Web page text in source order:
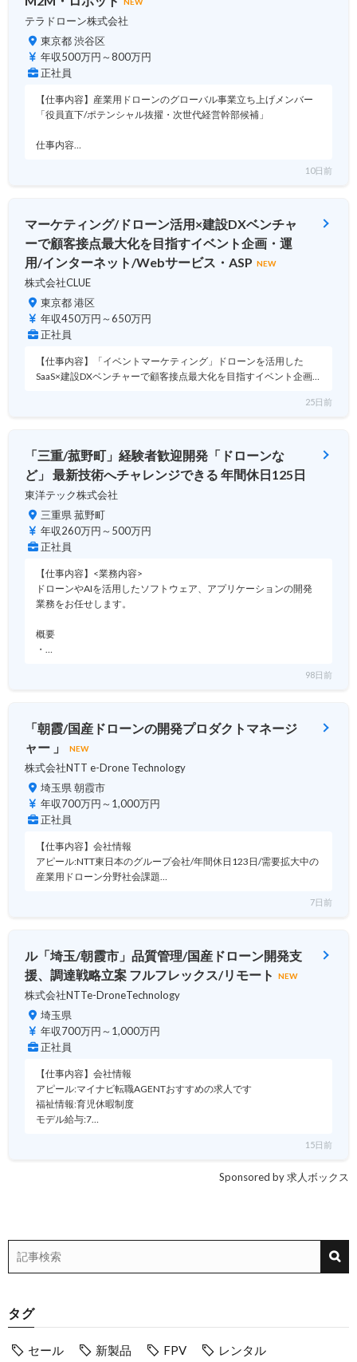
テラドローン株式会社
東京都 渋谷区
年収500万円～800万円
正社員
【仕事内容】産業用ドローンのグローバル事業立ち上げメンバー
「役員直下/ポテンシャル抜擢・次世代経営幹部候補」
仕事内容…
10日前
マーケティング/ドローン活用×建設DXベンチャ
ーで顧客接点最大化を目指すイベント企画・運
用/インターネット/Webサービス・ASP NEW
株式会社CLUE
東京都 港区
年収450万円～650万円
正社員
【仕事内容】「イベントマーケティング」ドローンを活用した
SaaS×建設DXベンチャーで顧客接点最大化を目指すイベント企画…
25日前
「三重/菰野町」経験者歓迎開発「ドローンな
ど」 最新技術へチャレンジできる 年間休日125日
東洋テック株式会社
三重県 菰野町
年収260万円～500万円
正社員
【仕事内容】<業務内容>
ドローンやAIを活用したソフトウェア、アプリケーションの開発
業務をお任せします。
概要
・…
98日前
「朝霞/国産ドローンの開発プロダクトマネージ
ャー 」
NEW
株式会社NTT e-Drone Technology
埼玉県 朝霞市
年収700万円～1,000万円
正社員
【仕事内容】会社情報
アピール:NTT東日本のグループ会社/年間休日123日/需要拡大中の
産業用ドローン分野社会課題…
7日前
ル「埼玉/朝霞市」品質管理/国産ドローン開発支
援、調達戦略立案 フルフレックス/リモート
NEW
株式会社NTTe-DroneTechnology
埼玉県
年収700万円～1,000万円
正社員
【仕事内容】会社情報
アピール:マイナビ転職AGENTおすすめの求人です
福祉情報:育児休暇制度
モデル給与:7…
15日前
Sponsored by 求人ボックス
タグ
セール 新製品 FPV
レンタル